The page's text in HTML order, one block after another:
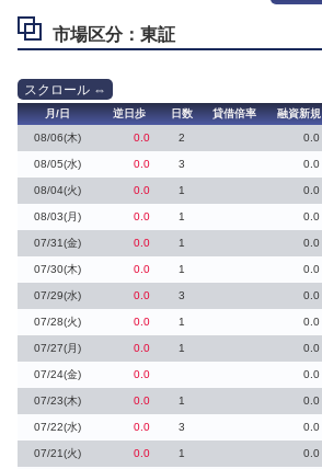
市場区分：東証
月/日 逆日歩 日数 貸借倍率 融資新規
08/06(木)
0.0 2 0.0
08/05(水) 0.0 3 0.0
08/04(火) 0.0 1 0.0
08/03(月) 0.0 1 0.0
07/31(金) 0.0 1 0.0
07/30(木) 0.0 1 0.0
07/29(水) 0.0 3 0.0
07/28(火) 0.0 1 0.0
07/27(月) 0.0 1 0.0
07/24(金) 0.0 0.0
07/23(木) 0.0 1 0.0
07/22(水) 0.0 3 0.0
07/21(火) 0.0 1 0.0